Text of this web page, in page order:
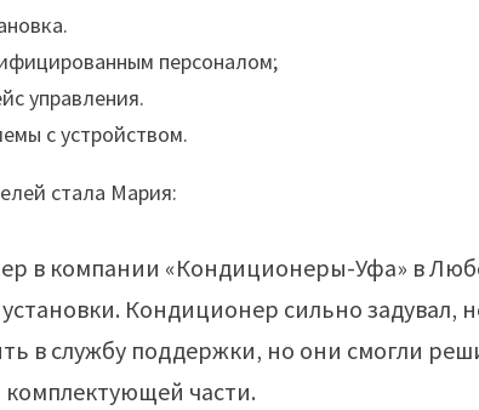
персоналом;
управления.
с устройством.
стала Мария:
в компании «Кондиционеры-Уфа» в
Кондиционер сильно задувал‚
в службу поддержки‚ но они смогли
части.